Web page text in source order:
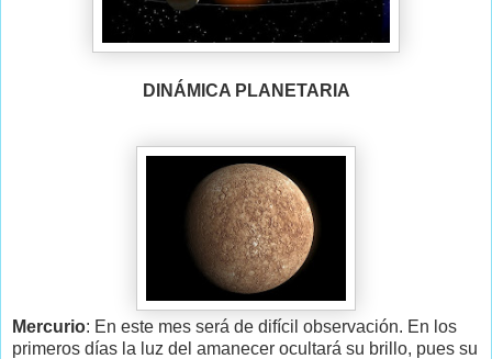
DINÁMICA PLANETARIA
Mercurio: En este mes será de difícil observación. En los
primeros días la luz del amanecer ocultará su brillo, pues su